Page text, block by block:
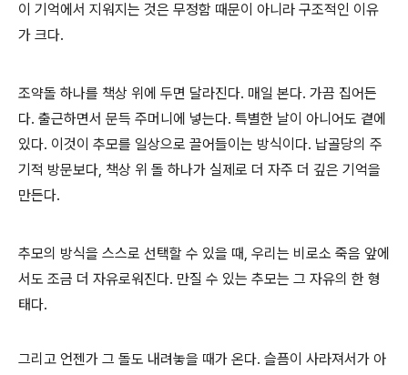
이 기억에서 지워지는 것은 무정함 때문이 아니라 구조적인 이유
가 크다.
조약돌 하나를 책상 위에 두면 달라진다. 매일 본다. 가끔 집어든
다. 출근하면서 문득 주머니에 넣는다. 특별한 날이 아니어도 곁에
있다. 이것이 추모를 일상으로 끌어들이는 방식이다. 납골당의 주
기적 방문보다, 책상 위 돌 하나가 실제로 더 자주 더 깊은 기억을
만든다.
추모의 방식을 스스로 선택할 수 있을 때, 우리는 비로소 죽음 앞에
서도 조금 더 자유로워진다. 만질 수 있는 추모는 그 자유의 한 형
태다.
그리고 언젠가 그 돌도 내려놓을 때가 온다. 슬픔이 사라져서가 아